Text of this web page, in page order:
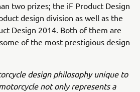
two prizes; the iF Product Design
design division as well as the
Design 2014. Both of them are
of the most prestigious design
design philosophy unique to
not only represents a